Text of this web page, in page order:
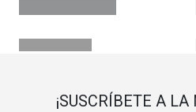
¡SUSCRÍBETE A